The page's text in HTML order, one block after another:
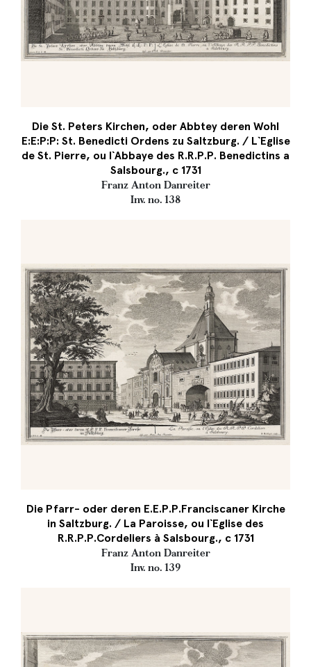
Die St. Peters Kirchen, oder Abbtey deren Wohl
E:E:P:P: St. Benedicti Ordens zu Saltzburg. / L`Eglise
de St. Pierre, ou l`Abbaye des R.R.P.P. Benedictins a
Salsbourg., c 1731
Franz Anton Danreiter
Inv. no. 138
Die Pfarr- oder deren E.E.P.P.Franciscaner Kirche
in Saltzburg. / La Paroisse, ou l`Eglise des
R.R.P.P.Cordeliers à Salsbourg., c 1731
Franz Anton Danreiter
Inv. no. 139